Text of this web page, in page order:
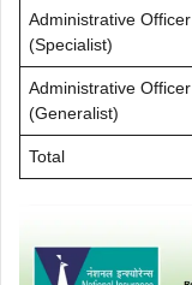
Administrative Officer
(Specialist)
Administrative Officer
(Generalist)
Total